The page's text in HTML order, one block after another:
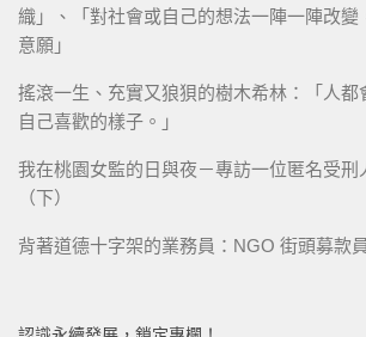
織」、「對社會或自己的想法一陣一陣改變
意願」
搖滾一生、充實又狼狽的樹木希林：「人都
自己喜歡的樣子。」
我在桃園女監的日與夜－專訪一位匿名受刑
（下）
背著道德十字架的業務員：NGO 街頭募款